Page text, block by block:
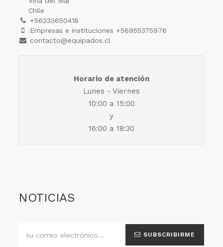
Chile
+56233650418
Empresas e instituciones +56955375976
contacto@equipados.cl
Horario de atención
Lunes - Viernes
10:00 a 15:00
y
16:00 a 18:30
NOTICIAS
SUBSCRIBIRME